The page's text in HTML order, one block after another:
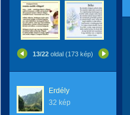
13/22 oldal (173 kép)
Erdély
32 kép